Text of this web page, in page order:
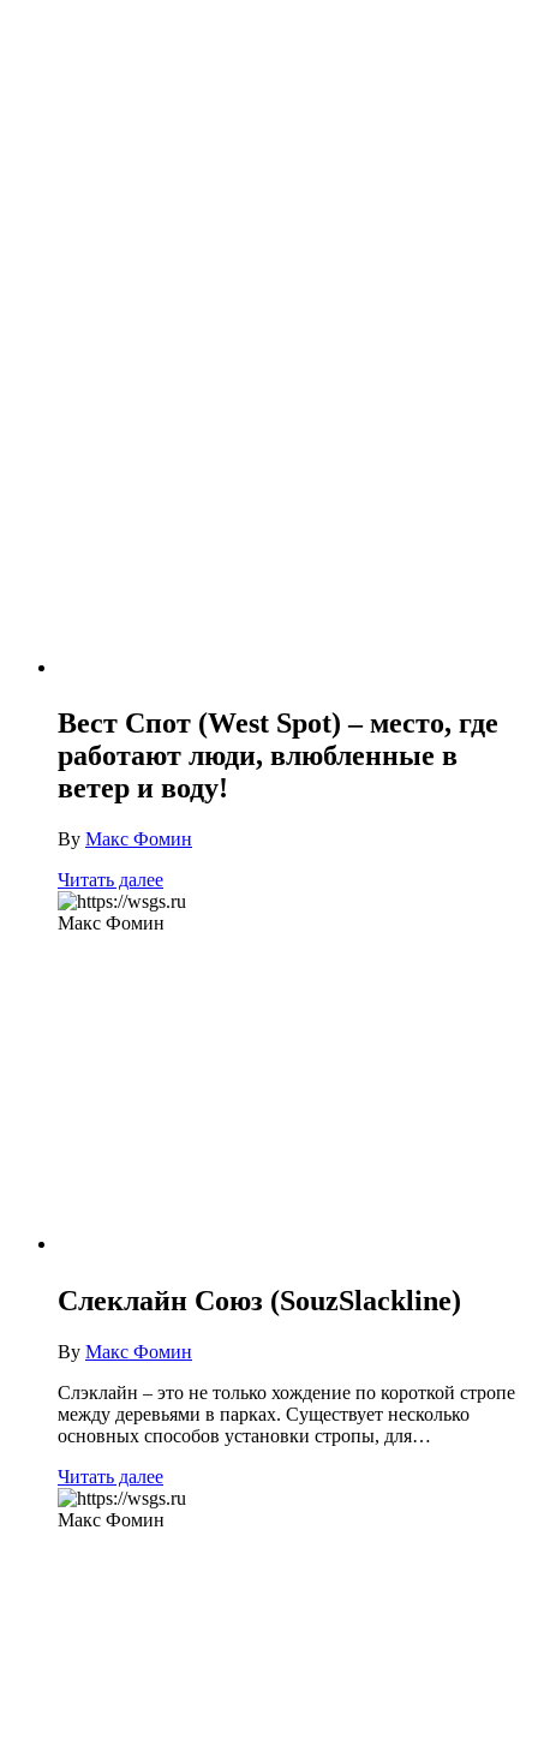
Вест Спот (West Spot) – место, где
работают люди, влюбленные в
ветер и воду!
By Макс Фомин
Читать далее
Макс Фомин
Слеклайн Союз (SouzSlackline)
By Макс Фомин
Слэклайн – это не только хождение по короткой стропе
между деревьями в парках. Существует несколько
основных способов установки стропы, для…
Читать далее
Макс Фомин